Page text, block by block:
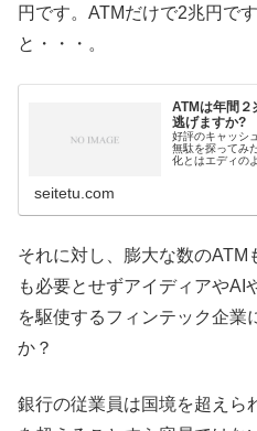
円です。ATMだけで2兆円で
と・・・。
ATMは年間２
逃げますか?
好評のキャッシ
無駄を探ってみ
化とはエディの
seitetu.com
それに対し、膨大な数のATM
も必要とせずアイディアやAI
を駆使するフィンテック企業
か？
銀行の従業員は国境を超えら